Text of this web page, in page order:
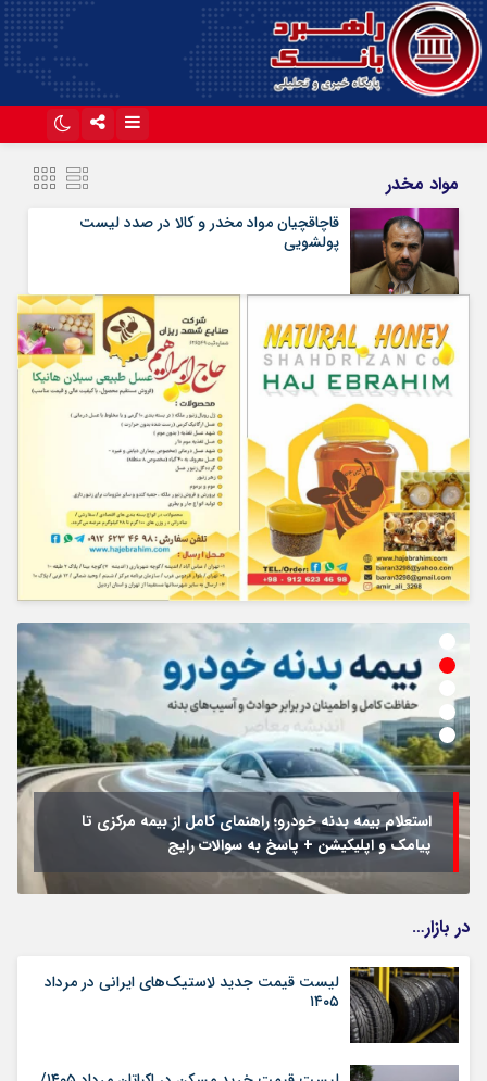
آپارات
مواد مخدر
قاچاقچیان مواد مخدر و کالا در صدد لیست
پولشویی
استعلام بیمه بدنه خودرو؛ راهنمای کامل از بیمه مرکزی تا
پیامک و اپلیکیشن + پاسخ به سوالات رایج
در بازار…
لیست قیمت جدید لاستیک‌های ایرانی در مرداد
۱۴۰۵